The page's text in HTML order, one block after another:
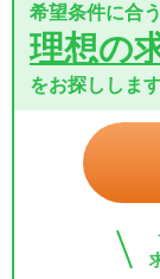
希望条件に合う
理想の
をお探しします